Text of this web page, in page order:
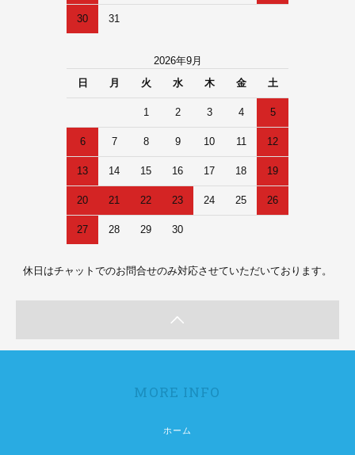
30 31
2026年9月
日
月 火 水 木 金 土
1 2 3 4 5
6 7 8 9 10 11 12
13 14 15 16 17 18 19
20 21 22 23 24 25 26
27 28 29 30
休日はチャットでのお問合せのみ対応させていただいております。
MORE INFO
ホーム